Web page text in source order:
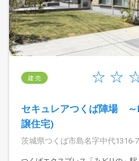
建 売
セキュレアつくば陣場
譲住宅)
茨城県つくば市島名字中代1316-